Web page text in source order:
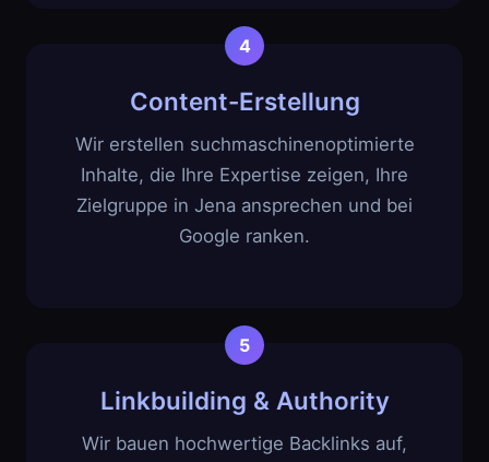
Content-Erstellung
Wir erstellen suchmaschinenoptimierte
Inhalte, die Ihre Expertise zeigen, Ihre
Zielgruppe in Jena ansprechen und bei
Google ranken.
Linkbuilding & Authority
Wir bauen hochwertige Backlinks auf,